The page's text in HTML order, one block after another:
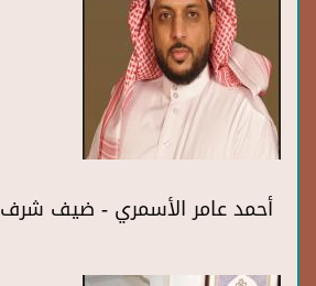
أحمد عامر الأسمري - ضيف شرف